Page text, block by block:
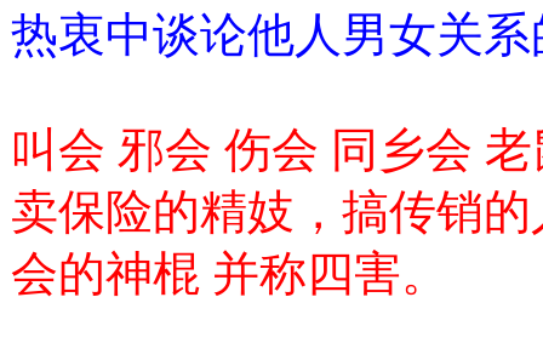
热衷中谈论他人男女关
叫会 邪会 伤会 同乡会
卖保险的精妓，搞传销
会的神棍 并称四害。